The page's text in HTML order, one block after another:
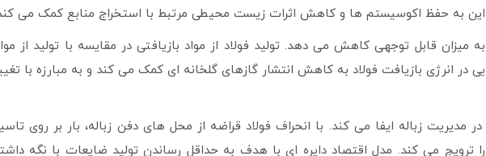
این به حفظ اکوسیستم ها و کاهش اثرات زیست محیطی مرتبط با استخراج منابع کمک می
میزان قابل توجهی کاهش می دهد. تولید فولاد از مواد بازیافتی در مقایسه با تولید از
در انرژی بازیافت فولاد به کاهش انتشار گازهای گلخانه ای کمک می کند و به مبارزه با
در مدیریت زباله ایفا می کند. با انحراف فولاد قراضه از محل های دفن زباله، بار بر روی
ترویج می کند. مدل اقتصاد دایره ای با هدف به حداقل رساندن تولید ضایعات با نگه